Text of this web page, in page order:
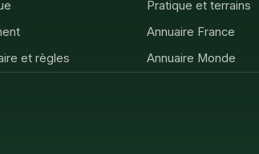
et règles
Pratique et terrains
Annuaire France
Annuaire Monde